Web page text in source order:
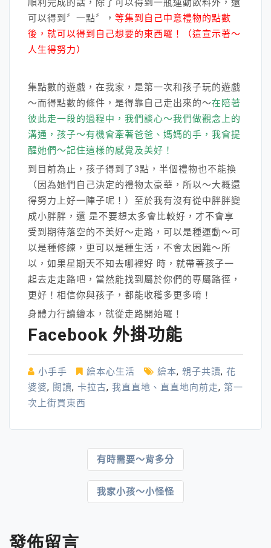
可以得到〞一點〞， 等集到自己中意禮物的點數
後，就可以得到自己想要的東西囉！（這宣示著～
人生得努力）
集點數的遊戲，在我家，是第一次和孩子玩的遊戲
～而得點數的條件，是得靠自己走出來的～在陪著
彼此走一段的過程中，我們談心～我們做觀念上的
溝通，孩子～有機會牽著爸爸、媽媽的手，我會提
醒她們～記住這樣的感覺及美好！
到目前為止，孩子得到了3點，半個禮物也不能換
（因為她們自己決定的禮物太豪華，所以～大概還
得努力上好一陣子呢！）至於我有沒有從中胖胖變
成小胖胖，還 是不要想太多會比較好，才不會享
受到期待落空的不美好～走路，可以是種運動～可
以是種修練，更可以是種生活，不會太困難～所
以，如果星期天不知去哪裡好 時，就帶著孩子一
起去走走路吧，當然能找到屬於你們的專屬路徑，
更好！相信你與孩子，都能收穫多更多唷！
身體力行讀繪本，就從走路開始囉！
Facebook 外掛功能
小手手 繪本心生活 繪本, 親子共讀, 花
婆婆, 閱讀, 卡拉古, 我直直地、直直地向前走, 第一
次上街買東西
覽
有時需要～背多分
我家小孩～小怪怪
發佈留言